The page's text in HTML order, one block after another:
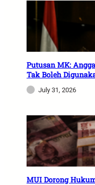
Putusan MK:
Tak Boleh
July 31, 2026
MUI Dorong